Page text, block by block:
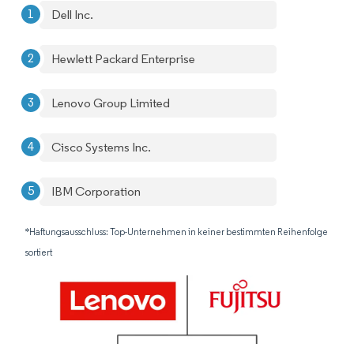
Dell Inc.
Hewlett Packard Enterprise
Lenovo Group Limited
Cisco Systems Inc.
IBM Corporation
*Haftungsausschluss: Top-Unternehmen in keiner bestimmten Reihenfolge
sortiert